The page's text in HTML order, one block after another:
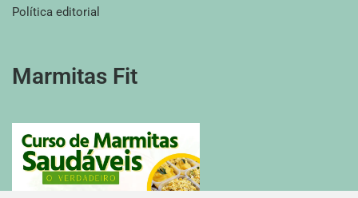
Política editorial
Marmitas Fit